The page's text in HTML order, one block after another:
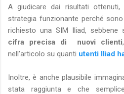
A giudicare dai risultati
strategia funzionante perché
richiesto una SIM Iliad, sebbene
cifra precisa di nuovi clienti
nell'articolo su quanti utenti Iliad
Inoltre, è anche plausibile
stata raggiunta e che